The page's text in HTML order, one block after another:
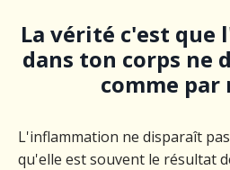
La vérité c'est
dans ton corps ne
comme par
L'inflammation ne disparaît
qu'elle est souvent le résultat